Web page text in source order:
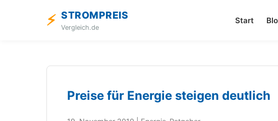
⚡ STROMPREIS
Vergleich.de
Start
Preise für Energie steigen deutlich